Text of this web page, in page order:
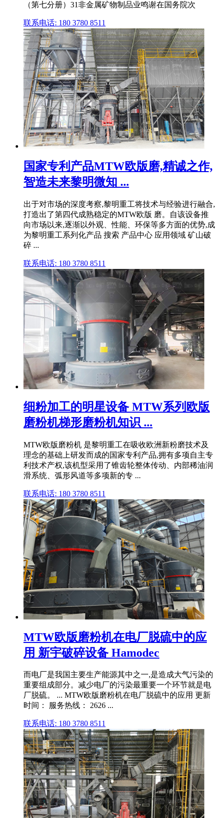
（第七分册）31非金属矿物制品业鸣谢在国务院次
联系电话: 180 3780 8511
国家专利产品MTW欧版磨,精诚之作,
智造未来黎明微知 ...
出于对市场的深度考察,黎明重工将技术与经验进行融合,
打造出了第四代成熟稳定的MTW欧版 磨。自该设备推
向市场以来,逐渐以外观、性能、环保等多方面的优势,成
为黎明重工系列化产品 搜索 产品中心 应用领域 矿山破
碎 ...
联系电话: 180 3780 8511
细粉加工的明星设备 MTW系列欧版
磨粉机梯形磨粉机知识 ...
MTW欧版磨粉机 是黎明重工在吸收欧洲新粉磨技术及
理念的基础上研发而成的国家专利产品,拥有多项自主专
利技术产权,该机型采用了锥齿轮整体传动、内部稀油润
滑系统、弧形风道等多项新的专 ...
联系电话: 180 3780 8511
MTW欧版磨粉机在电厂脱硫中的应
用 新宇破碎设备 Hamodec
而电厂是我国主要生产能源其中之一,是造成大气污染的
重要组成部分。减少电厂的污染最重要一个环节就是电
厂脱硫。 ... MTW欧版磨粉机在电厂脱硫中的应用 更新
时间： 服务热线： 2626 ...
联系电话: 180 3780 8511